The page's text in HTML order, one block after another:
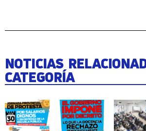
NOTICIAS
CATEGORÍA